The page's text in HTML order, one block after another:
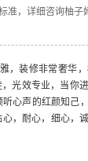
准，详细咨询柚
装修非常奢华
光效专业，当你
心声的红颜知己
，耐心，细心，